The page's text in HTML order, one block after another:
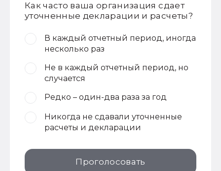
Как часто ваша организация сдает
уточненные декларации и расчеты?
В каждый отчетный период, иногда
несколько раз
Не в каждый отчетный период, но
случается
Редко – один-два раза за год
Никогда не сдавали уточненные
расчеты и декларации
Проголосовать